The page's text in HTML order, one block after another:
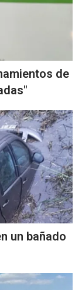
de
un bañado